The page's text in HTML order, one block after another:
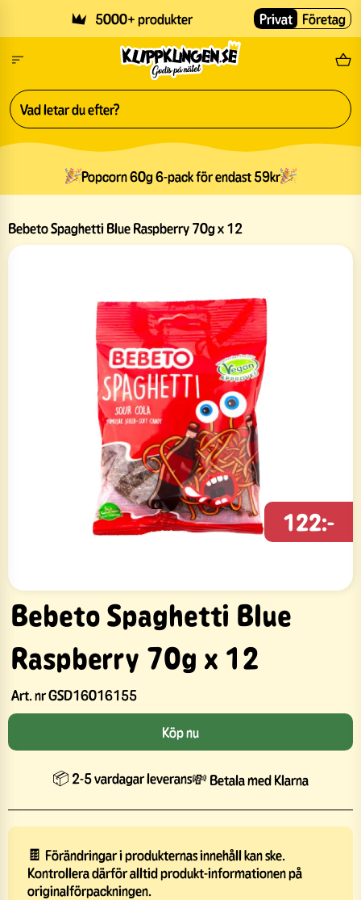
5000+ produkter Fri
Privat Företag
Popcorn 60g 6-pack för endast 59kr
Bebeto Spaghetti Blue Raspberry 70g x 12
Bebeto Spaghetti Blue
Raspberry 70g x 12
Art. nrGSD16016155
122:-
Köp nu
📦 2-5 vardagar leverans💸 Betala med Klarna
🍫 Förändringar i produkternas innehåll kan ske.
Kontrollera därför alltid produkt-informationen på
originalförpackningen.